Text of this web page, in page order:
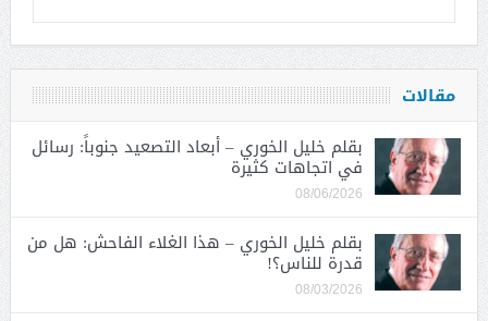
مقالات
بقلم خليل الخوري – أبعاد التصعيد جنوباً: رسائل
في اتجاهات كثيرة
08/06/2026
بقلم خليل الخوري – هذا الغلاء الفاحش: هل من
قدرة للناس؟!
08/03/2026